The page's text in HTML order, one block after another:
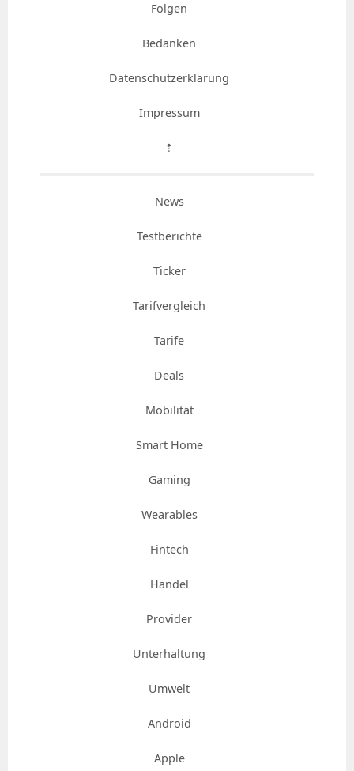
Folgen
Bedanken
Datenschutzerklärung
Impressum
⇡
News
Testberichte
Ticker
Tarifvergleich
Tarife
Deals
Mobilität
Smart Home
Gaming
Wearables
Fintech
Handel
Provider
Unterhaltung
Umwelt
Android
Apple